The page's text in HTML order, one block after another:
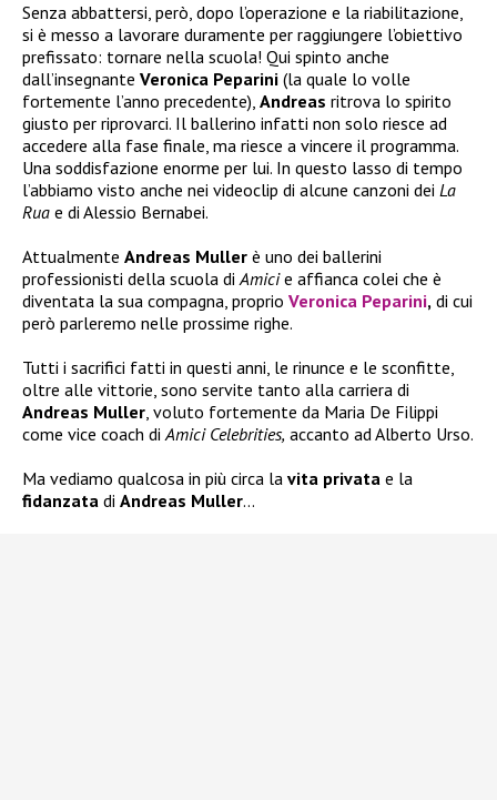
Senza abbattersi, però, dopo l’operazione e la riabilitazione,
si è messo a lavorare duramente per raggiungere l’obiettivo
prefissato: tornare nella scuola! Qui spinto anche
dall’insegnante Veronica Peparini (la quale lo volle
fortemente l’anno precedente), Andreas ritrova lo spirito
giusto per riprovarci. Il ballerino infatti non solo riesce ad
accedere alla fase finale, ma riesce a vincere il programma.
Una soddisfazione enorme per lui. In questo lasso di tempo
l’abbiamo visto anche nei videoclip di alcune canzoni dei La
Rua e di Alessio Bernabei.
Attualmente Andreas Muller è uno dei ballerini
professionisti della scuola diAmicie affianca colei che è
diventata la sua compagna, proprio Veronica Peparini, di cui
però parleremo nelle prossime righe.
Tutti i sacrifici fatti in questi anni, le rinunce e le sconfitte,
oltre alle vittorie, sono servite tanto alla carriera di
Andreas Muller, voluto fortemente da Maria De Filippi
come vice coach diAmici Celebrities, accanto ad Alberto Urso.
Ma vediamo qualcosa in più circa la vita privata e la
fidanzata di Andreas Muller…